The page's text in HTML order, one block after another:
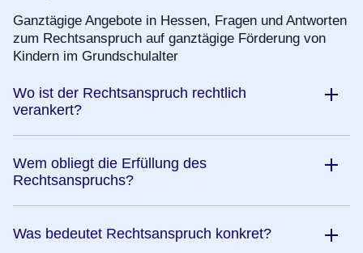
Ganztägige Angebote in Hessen, Fragen und Antworten
zum Rechtsanspruch auf ganztägige Förderung von
Kindern im Grundschulalter
Wo ist der Rechtsanspruch rechtlich
verankert?
Wem obliegt die Erfüllung des
Rechtsanspruchs?
Was bedeutet Rechtsanspruch konkret?